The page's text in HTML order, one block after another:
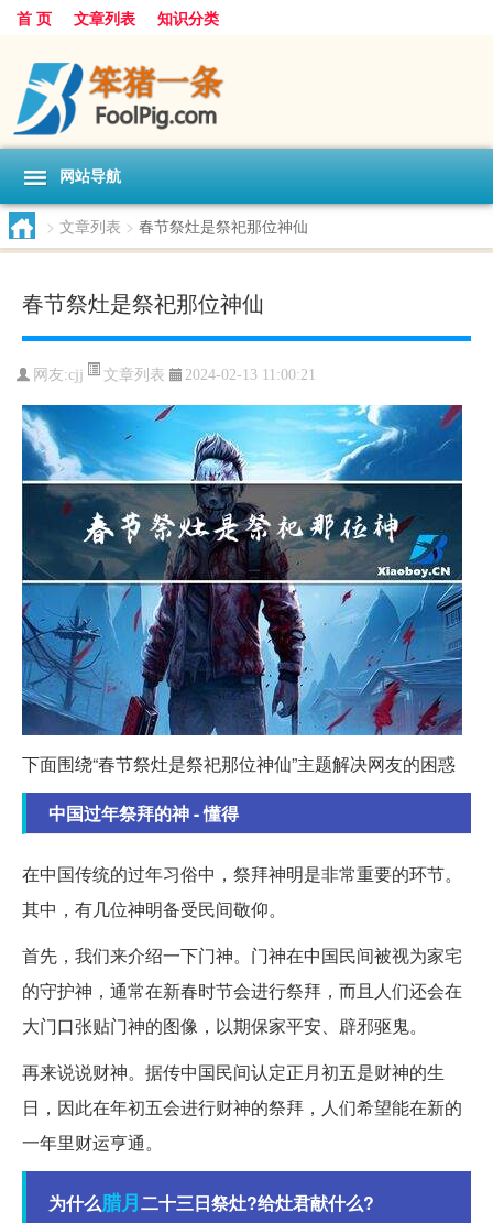
首 页 文章列表 知识分类
网站导航
> 文章列表 > 春节祭灶是祭祀那位神仙
春节祭灶是祭祀那位神仙
网友:cjj 文章列表 2024-02-13 11:00:21
下面围绕“春节祭灶是祭祀那位神仙”主题解决网友的困惑
中国过年祭拜的神 - 懂得
在中国传统的过年习俗中，祭拜神明是非常重要的环节。
其中，有几位神明备受民间敬仰。
首先，我们来介绍一下门神。门神在中国民间被视为家宅
的守护神，通常在新春时节会进行祭拜，而且人们还会在
大门口张贴门神的图像，以期保家平安、辟邪驱鬼。
再来说说财神。据传中国民间认定正月初五是财神的生
日，因此在年初五会进行财神的祭拜，人们希望能在新的
一年里财运亨通。
为什么腊月二十三日祭灶?给灶君献什么?